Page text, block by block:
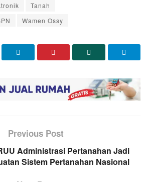
Tanah
Wamen Ossy
Previous Post
Administrasi Pertanahan Jadi
Sistem Pertanahan Nasional